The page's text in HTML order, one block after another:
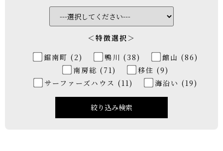
＜特徴選択＞
鋸南町 (2)
鴨川 (38)
館山 (86)
南房総 (71)
移住 (9)
サーファーズハウス (11)
海沿い (19)